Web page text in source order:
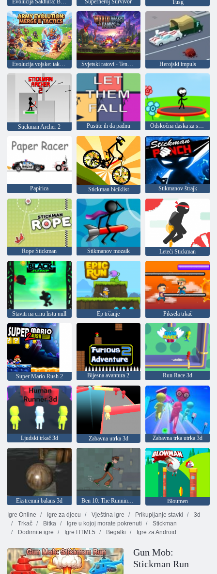
Evolucija Sakhura: Bitke šefova Superheroj Survivor Tusg
Evolucija vojske: taktika i fuzija Svjetski ratovi - Tenkovi Herojski impuls
Stickman Archer 2 Pustite ih da padnu Odskočna daska za stikmenu
Papirica Stickman biciklist Stikmanov štrajk
Rope Stickman Stikmanov mozaik Leteći Stickman
Staviti na crnu listu null Ep trčanje Piksela trkač
Super Mario Rush 2 Bijesna avantura 2 Run Race 3d
Ljudski trkač 3d Zabavna utrka 3d Zabavna trka utrka 3d
Ekstremni balans 3d Ben 10: The Running Man
Bloumen
Igre Online
Igre za djecu Vještina igre Prikupljanje stavki
3d
Trkač
Bitka Igre u kojoj morate pokrenuti
Stickman
Dodirnite igre
Igre HTML5 Begalki Igre za Android
Gun Mob:
Stickman Run